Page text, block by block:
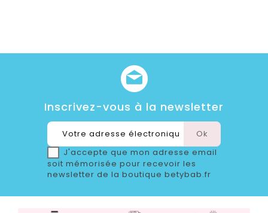
Inscrivez-vous à la newsletter
J'accepte que mon adresse email
soit mémorisée pour recevoir les
newsletter de la boutique betybab.fr